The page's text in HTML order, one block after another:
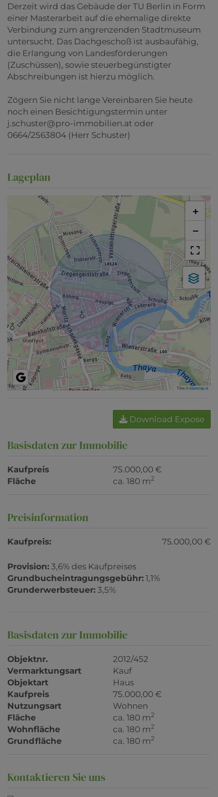
Derzeit wird das Gebäude der TU Berlin in Form
einer Masterarbeit auf die ehemalige direkte
Verbindung zum angrenzenden Stadtmuseum
untersucht. Das Dachgeschoß ist ausbaufähig,
die Erlangung von Landesförderungen
(Zuschüssen), sowie steuerbegünstigter
Abschreibungen ist hierzu möglich.
Zögern Sie nicht lange Vereinbaren Sie heute
noch einen Besichtigungstermin unter
j.schuster@pro-immobilien.at oder
0664/2563804 (Herr Schuster)
Lageplan
+
−
Tiles ©basemap.at
Download Expose
Basisdaten zur Immobilie
Kaufpreis
75.000,00 €
Fläche
ca. 180 m2
Preisinformation
Kaufpreis: 75.000,00 €
Provision: 3,6% des Kaufpreises
Grundbucheintragungsgebühr: 1,1%
Grunderwerbsteuer: 3,5%
Basisdaten zur Immobilie
Objektnr.
2012/452
Vermarktungsart
Kauf
Objektart
Haus
Kaufpreis
75.000,00 €
Nutzungsart
Wohnen
Fläche
ca. 180 m2
Wohnfläche ca. 180 m2
Grundfläche ca. 180 m2
Kontaktieren Sie uns